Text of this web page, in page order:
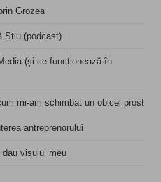
Grozea
Știu (podcast)
(și ce funcționează în
mi-am schimbat un obicei prost
antreprenorului
dau visului meu